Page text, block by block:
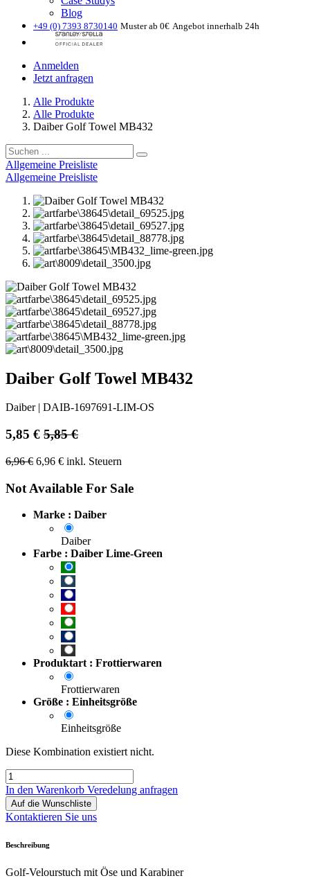
Blog
+49 (0) 7393 8730140 Muster ab 0€ Angebot innerhalb 24h
Anmelden
Jetzt anfragen
Alle Produkte
Alle Produkte
Daiber Golf Towel MB432
Allgemeine Preisliste
Allgemeine Preisliste
Daiber Golf Towel MB432
Daiber| DAIB-1697691-LIM-OS
5,85 € 5,85€
6,96€ 6,96 € inkl. Steuern
Not Available For Sale
Marke : Daiber
Daiber
Farbe : Daiber Lime-Green
Produktart : Frottierwaren
Frottierwaren
Größe : Einheitsgröße
Einheitsgröße
Diese Kombination existiert nicht.
In den Warenkorb Veredelung anfragen
Auf die Wunschliste
Kontaktieren Sie uns
Beschreibung
Golf-Velourstuch mit Öse und Karabiner